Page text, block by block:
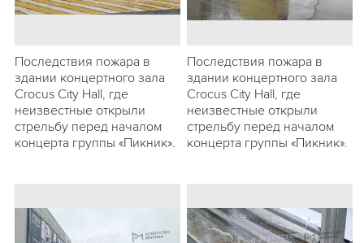
Последствия пожара в
здании концертного зала
Crocus City Hall, где
неизвестные открыли
стрельбу перед началом
концерта группы «Пикник».
Последствия пожара в
здании концертного зала
Crocus City Hall, где
неизвестные открыли
стрельбу перед началом
концерта группы «Пикник».